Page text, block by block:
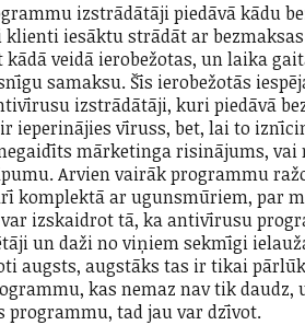
izstrādātāji piedāvā kādu
iesāktu strādāt ar
veidā ierobežotas, un laika
samaksu. Šīs ierobežotās
izstrādātāji, kuri piedāvā
ieperinājies vīruss, bet, lai to
mārketinga risinājums, vai
Arvien vairāk programmu
komplektā ar ugunsmūriem, par
var izskaidrot tā, ka antivīrusu
un daži no viņiem sekmīgi
augsts, augstāks tas ir tikai
kas nemaz nav tik
programmu, tad jau var dzīvot.